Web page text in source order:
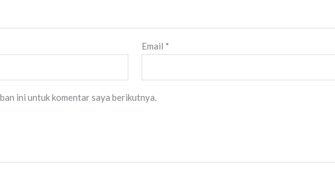
Email *
ini untuk komentar saya berikutnya.